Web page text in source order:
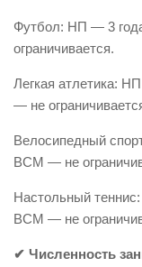
Футбол: НП — 3
ограничивается.
Легкая атлетика:
— не
Велосипедный
ВСМ — не
Настольный
ВСМ — не
✔ Численность